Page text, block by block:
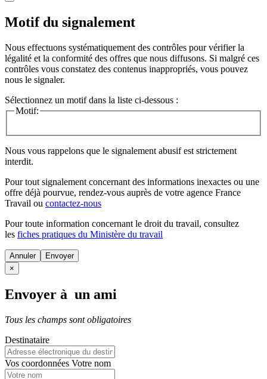
Motif du signalement
Nous effectuons systématiquement des contrôles pour vérifier la
légalité et la conformité des offres que nous diffusons. Si malgré ces
contrôles vous constatez des contenus inappropriés, vous pouvez
nous le signaler.
Sélectionnez un motif dans la liste ci-dessous :
Motif:
Nous vous rappelons que le signalement abusif est strictement
interdit.
Pour tout signalement concernant des informations inexactes ou une
offre déjà pourvue, rendez-vous auprès de votre agence France
Travail ou contactez-nous
Pour toute information concernant le droit du travail, consultez
les fiches pratiques du Ministère du travail
Annuler
×
Envoyer à un ami
Tous les champs sont obligatoires
Destinataire
Vos coordonnées Votre nom